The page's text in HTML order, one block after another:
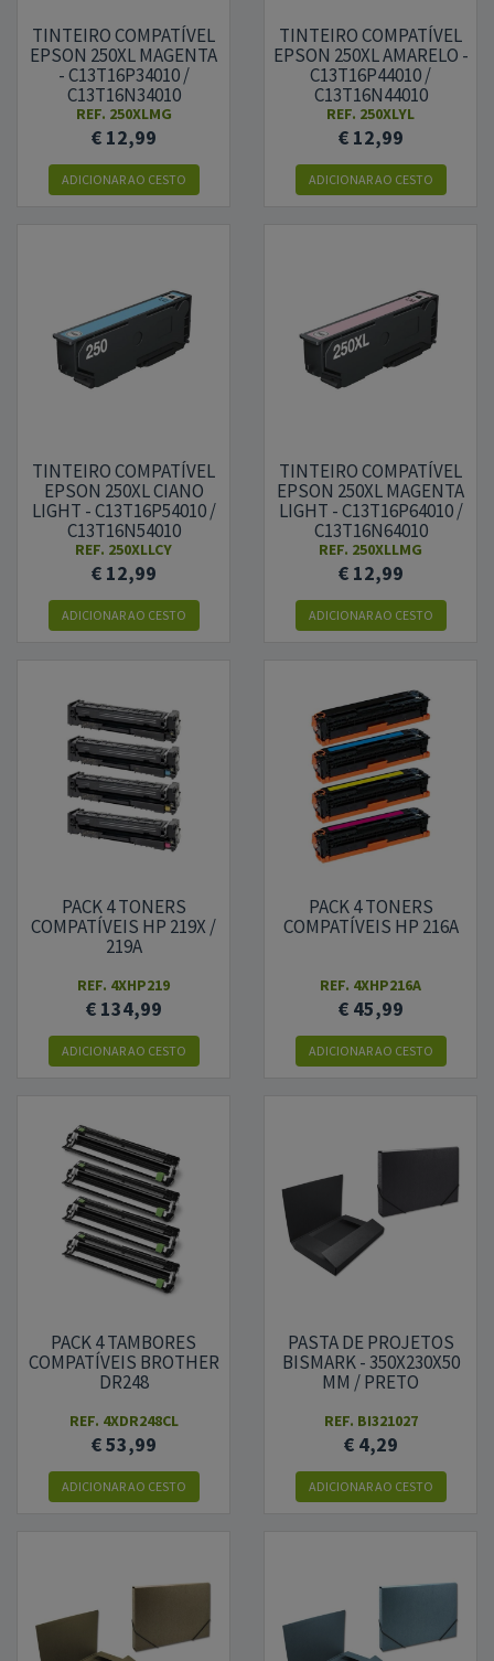
TINTEIRO COMPATÍVEL
EPSON 250XL MAGENTA
- C13T16P34010 /
C13T16N34010
REF. 250XLMG
€ 12,99
ADICIONARAO CESTO
TINTEIRO COMPATÍVEL
EPSON 250XL AMARELO -
C13T16P44010 /
C13T16N44010
REF. 250XLYL
€ 12,99
ADICIONARAO CESTO
TINTEIRO COMPATÍVEL
EPSON 250XL CIANO
LIGHT - C13T16P54010 /
C13T16N54010
REF. 250XLLCY
€ 12,99
ADICIONARAO CESTO
TINTEIRO COMPATÍVEL
EPSON 250XL MAGENTA
LIGHT - C13T16P64010 /
C13T16N64010
REF. 250XLLMG
€ 12,99
ADICIONARAO CESTO
PACK 4 TONERS
COMPATÍVEIS HP 219X /
219A
REF. 4XHP219
€ 134,99
ADICIONARAO CESTO
PACK 4 TONERS
COMPATÍVEIS HP 216A
REF. 4XHP216A
€ 45,99
ADICIONARAO CESTO
PACK 4 TAMBORES
COMPATÍVEIS BROTHER
DR248
REF. 4XDR248CL
€ 53,99
ADICIONARAO CESTO
PASTA DE PROJETOS
BISMARK - 350X230X50
MM / PRETO
REF. BI321027
€ 4,29
ADICIONARAO CESTO